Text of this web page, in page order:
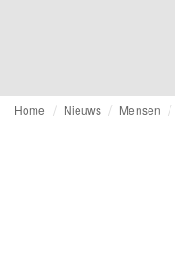
Home Nieuws Mensen